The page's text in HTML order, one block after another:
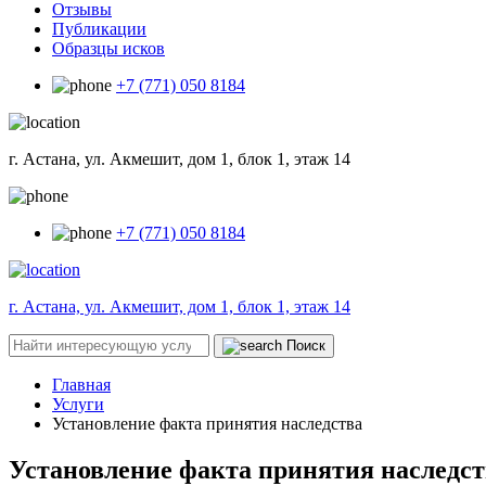
Отзывы
Публикации
Образцы исков
+7 (771) 050 8184
г. Астана, ул. Акмешит, дом 1, блок 1, этаж 14
+7 (771) 050 8184
г. Астана, ул. Акмешит, дом 1, блок 1, этаж 14
Поиск
Главная
Услуги
Установление факта принятия наследства
Установление факта принятия